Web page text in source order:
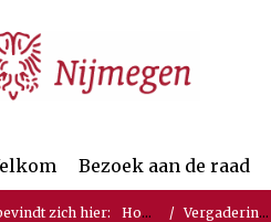
van deze pagina
Bezoek aan de raad
zich hier: Home Vergaderingen